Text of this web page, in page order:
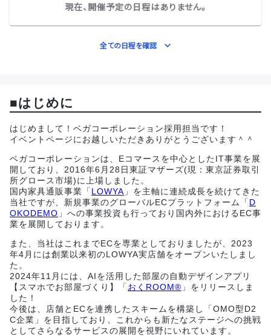
現在、開催予定の日程はありません。
全ての日程を確認
■はじめに
はじめまして！ベガコーポレーション採用担当です！
イベントページにお越しいただきありがとうございます＾＾
ベガコーポレーションは、Eコマースを中心としたIT事業を展
開しており、2016年6月28日東証マザーズ(現：東京証券取引
所グロース市場)に上場しました。
国内家具通販事業「 LOWYA 」を主軸に連続成長を続けてきた
当社ですが、新規事業のグローバルECプラットフォーム「 D
OKODEMO 」への事業投資も行っており国内外におけるEC事
業を展開しております。
また、当社はこれまでECを専業としておりましたが、2023
年4月には創業以来初のLOWYA実店舗をオープンいたしまし
た。
2024年11月には、AIを活用した部屋の自動デザインアプリ
【スマホでお部屋づくり】「 おくROOM® 」をリリースしま
した！
今後は、店舗とECを連携したスキームを構築し「OMO型D2
C企業」を目指しており、これからも新たなステージへの挑戦
としてさらなるサービスの展開を視野にいれています。